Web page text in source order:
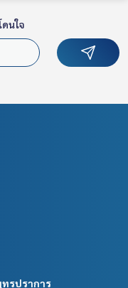
นใจ
ทรปราการ